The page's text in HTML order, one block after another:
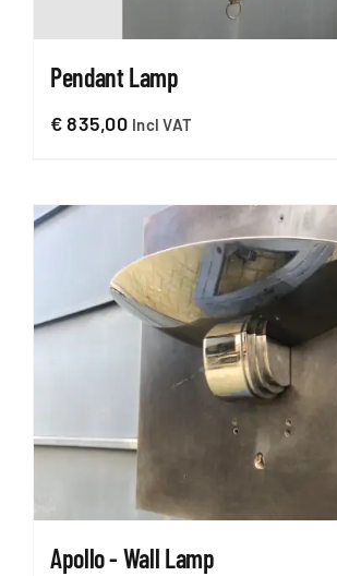
Pendant Lamp
€835,00 Incl VAT
Apollo - Wall Lamp